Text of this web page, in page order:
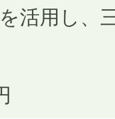
活用し、